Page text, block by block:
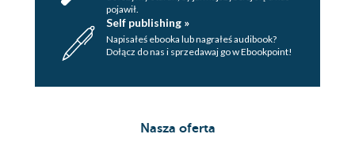
pojawił.
Self publishing »
Napisałeś ebooka lub nagrałeś audibook?
Dołącz do nas i sprzedawaj go w Ebookpoint!
Nasza oferta